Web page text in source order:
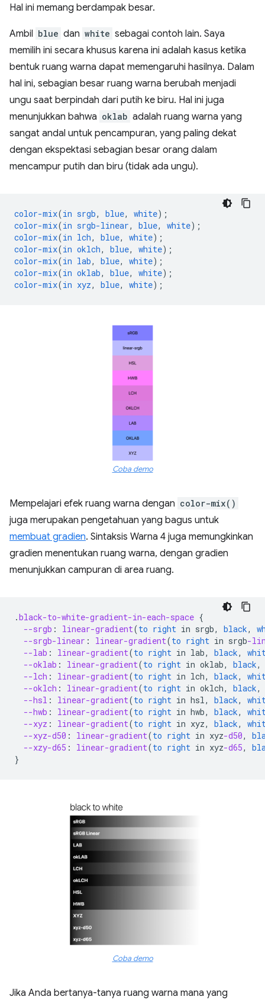
Hal ini memang berdampak besar.
Ambil blue dan white sebagai contoh lain. Saya
memilih ini secara khusus karena ini adalah kasus ketika
bentuk ruang warna dapat memengaruhi hasilnya. Dalam
hal ini, sebagian besar ruang warna berubah menjadi
ungu saat berpindah dari putih ke biru. Hal ini juga
menunjukkan bahwa oklab adalah ruang warna yang
sangat andal untuk pencampuran, yang paling dekat
dengan ekspektasi sebagian besar orang dalam
mencampur putih dan biru (tidak ada ungu).
color-mix(in srgb, blue, white);
color-mix(in srgb-linear, blue, white);
color-mix(in lch, blue, white);
color-mix(in oklch, blue, white);
color-mix(in lab, blue, white);
color-mix(in oklab, blue, white);
color-mix(in xyz, blue, white);
Coba demo
Mempelajari efek ruang warna dengan color-mix()
juga merupakan pengetahuan yang bagus untuk
membuat gradien. Sintaksis Warna 4 juga memungkinkan
gradien menentukan ruang warna, dengan gradien
menunjukkan campuran di area ruang.
.black-to-white-gradient-in-each-space {
--srgb : linear-gradient(to right in srgb, black,
--srgb-linear : linear-gradient(to right in srgb-
--lab : linear-gradient(to right in lab, black,
--oklab : linear-gradient(to right in oklab, black,
--lch : linear-gradient(to right in lch, black,
--oklch : linear-gradient(to right in oklch, black,
--hsl : linear-gradient(to right in hsl, black,
--hwb : linear-gradient(to right in hwb, black,
--xyz : linear-gradient(to right in xyz, black,
--xyz-d50 : linear-gradient(to right in xyz-d50,
--xzy-d65 : linear-gradient(to right in xyz-d65,
}
Coba demo
Jika Anda bertanya-tanya ruang warna mana yang